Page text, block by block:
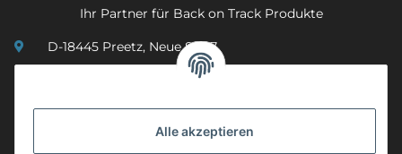
Alle akzeptieren
Ihr Partner für Back on Track Produkte
D-18445 Preetz, Neue Str. 7
info@mobility-in-harmony.de